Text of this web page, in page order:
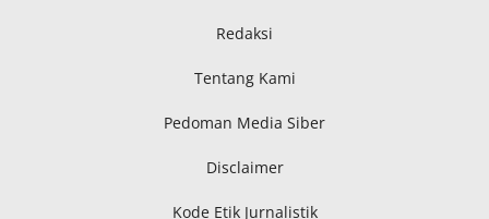
Redaksi
Tentang Kami
Pedoman Media Siber
Disclaimer
Kode Etik Jurnalistik